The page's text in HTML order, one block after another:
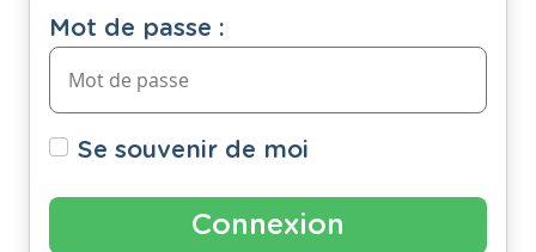
Mot de passe :
Se souvenir de moi